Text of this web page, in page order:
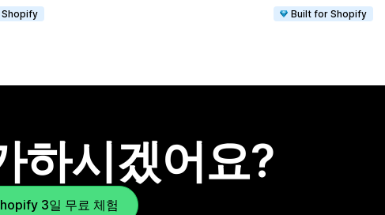
Built for Shopify
하시겠어요?
3일 무료 체험